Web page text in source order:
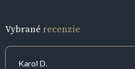
Vybrané recenzie
Karol D.